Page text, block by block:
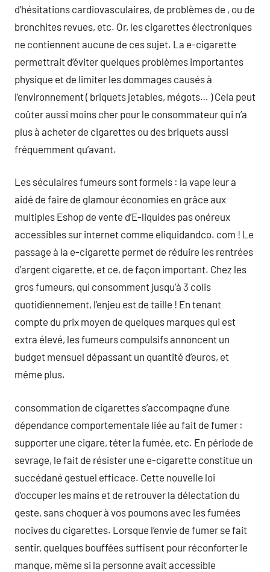
d’hésitations cardiovasculaires, de problèmes de , ou de
bronchites revues, etc. Or, les cigarettes électroniques
ne contiennent aucune de ces sujet. La e-cigarette
permettrait d’éviter quelques problèmes importantes
physique et de limiter les dommages causés à
l’environnement ( briquets jetables, mégots… ) Cela peut
coûter aussi moins cher pour le consommateur qui n’a
plus à acheter de cigarettes ou des briquets aussi
fréquemment qu’avant.
Les séculaires fumeurs sont formels : la vape leur a
aidé de faire de glamour économies en grâce aux
multiples Eshop de vente d’E-liquides pas onéreux
accessibles sur internet comme eliquidandco. com ! Le
passage à la e-cigarette permet de réduire les rentrées
d’argent cigarette, et ce, de façon important. Chez les
gros fumeurs, qui consomment jusqu’à 3 colis
quotidiennement, l’enjeu est de taille ! En tenant
compte du prix moyen de quelques marques qui est
extra élevé, les fumeurs compulsifs annoncent un
budget mensuel dépassant un quantité d’euros, et
même plus.
consommation de cigarettes s’accompagne d’une
dépendance comportementale liée au fait de fumer :
supporter une cigare, téter la fumée, etc. En période de
sevrage, le fait de résister une e-cigarette constitue un
succédané gestuel efficace. Cette nouvelle loi
d’occuper les mains et de retrouver la délectation du
geste, sans choquer à vos poumons avec les fumées
nocives du cigarettes. Lorsque l’envie de fumer se fait
sentir, quelques bouffées suffisent pour réconforter le
manque, même si la personne avait accessible